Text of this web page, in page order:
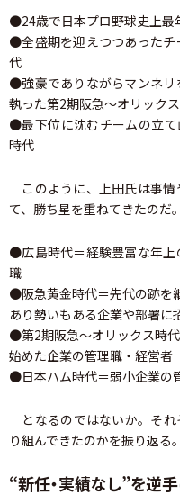
●24歳で日本プロ野球史上最
●全盛期を迎えつつあったチ
代
●強豪でありながらマンネリ
執った第2期阪急～オリック
●最下位に沈むチームの立て
時代
このように、上田氏は事情
て、勝ち星を重ねてきたのだ
●広島時代＝経験豊富な年上
職
●阪急黄金時代＝先代の跡を
あり勢いもある企業や部署
●第2期阪急～オリックス時
始めた企業の管理職・経営者
●日本ハム時代＝弱小企業の
となるのではないか。そ
り組んできたのかを振り返る。
“新任・実績なし”を逆